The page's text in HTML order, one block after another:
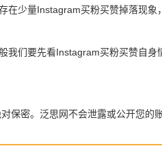
少量Instagram买粉买赞掉落现象
们要先看Instagram买粉买赞自身
保密。泛思网不会泄露或公开您的